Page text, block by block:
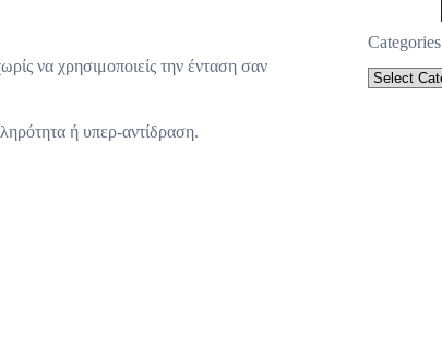
να χρησιμοποιείς την ένταση σαν
ή υπερ-αντίδραση.
Categories